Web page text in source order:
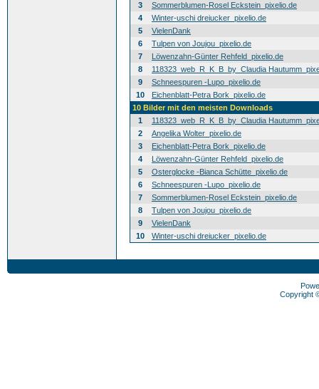
3
Sommerblumen-Rosel Eckstein_pixelio.de
4
Winter-uschi dreiucker_pixelio.de
5
VielenDank
6
Tulpen von Joujou_pixelio.de
7
Löwenzahn-Günter Rehfeld_pixelio.de
8
118323_web_R_K_B_by_Claudia
9
Schneespuren -Lupo_pixelio.de
10
Eichenblatt-Petra Bork_pixelio.de
10 Bilder mit den meisten Downloads
1
118323_web_R_K_B_by_Claudia
2
Angelika Wolter_pixelio.de
3
Eichenblatt-Petra Bork_pixelio.de
4
Löwenzahn-Günter Rehfeld_pixelio.de
5
Osterglocke -Bianca Schütte_pixelio.de
6
Schneespuren -Lupo_pixelio.de
7
Sommerblumen-Rosel Eckstein_pixelio.de
8
Tulpen von Joujou_pixelio.de
9
VielenDank
10
Winter-uschi dreiucker_pixelio.de
Copyright